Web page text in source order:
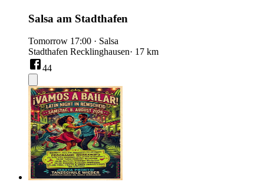
Salsa am Stadthafen
Tomorrow 17:00 · Salsa
Stadthafen Recklinghausen· 17 km
44